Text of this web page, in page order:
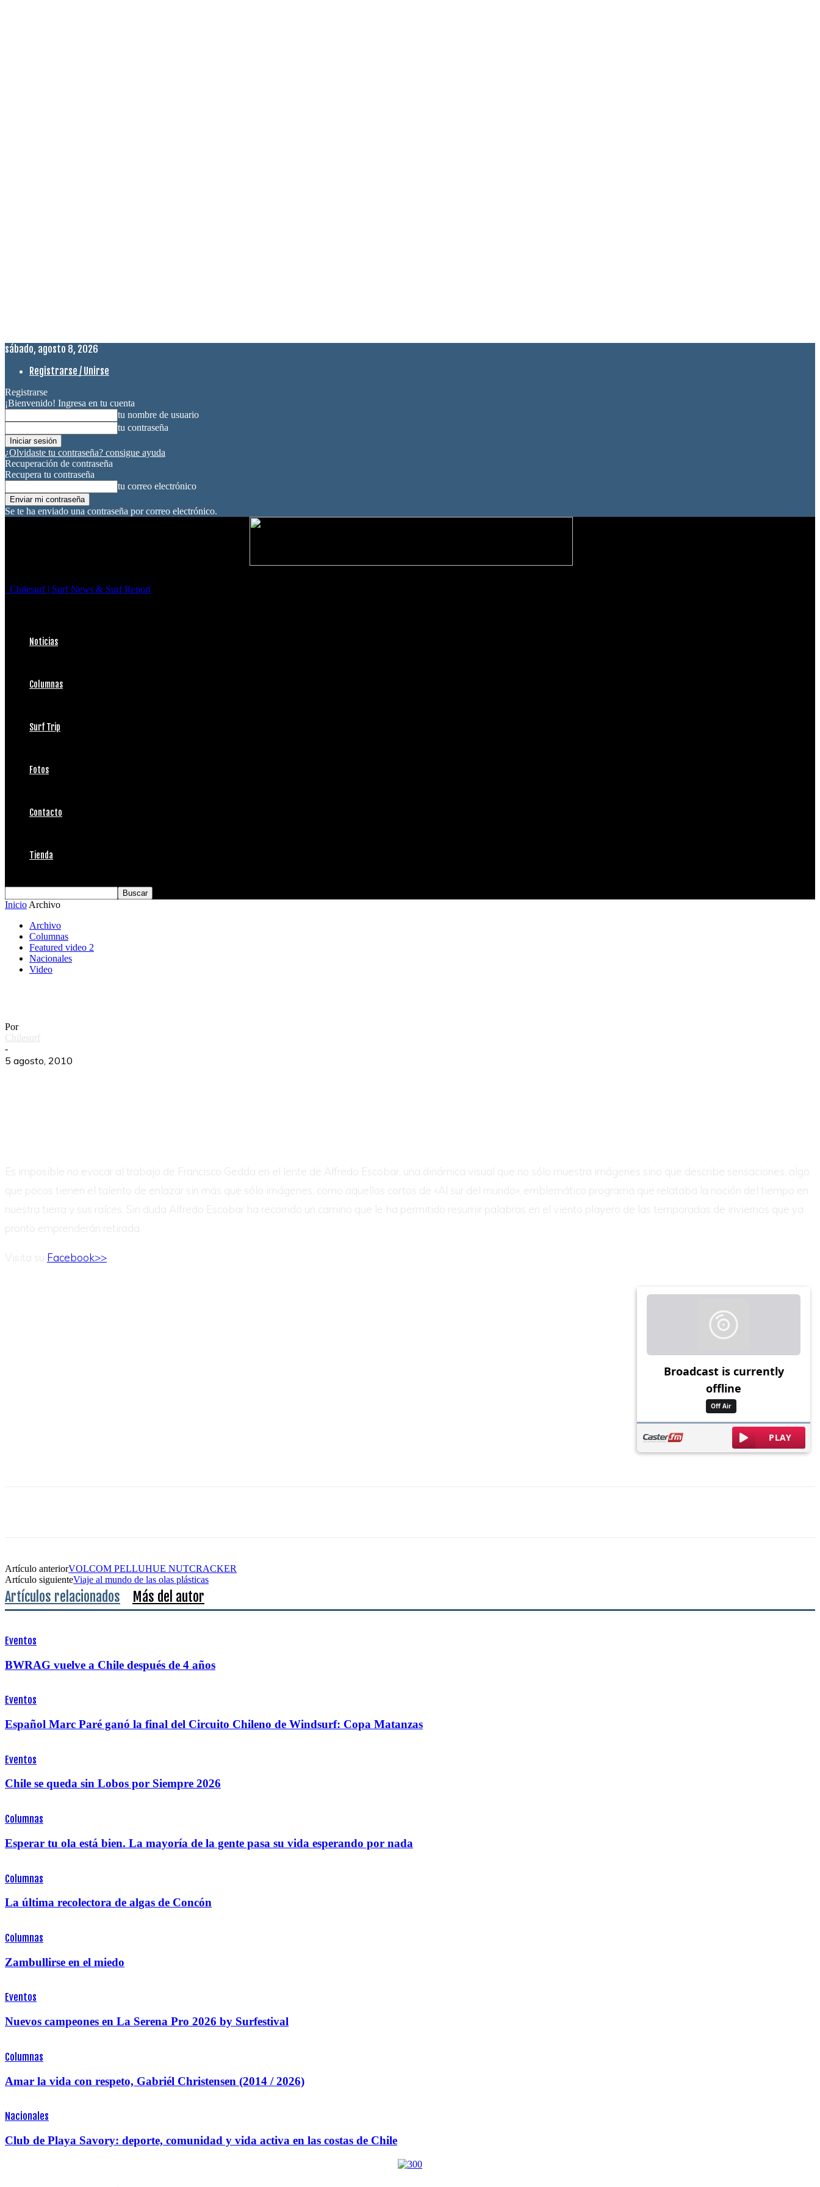
sábado, agosto 8, 2026
Registrarse / Unirse
Registrarse
¡Bienvenido! Ingresa en tu cuenta
tu nombre de usuario
tu contraseña
¿Olvidaste tu contraseña? consigue ayuda
Recuperación de contraseña
Recupera tu contraseña
tu correo electrónico
Se te ha enviado una contraseña por correo electrónico.
Chilesurf | Surf News & Surf Report
Noticias
Columnas
Surf Trip
Fotos
Contacto
Tienda
Inicio Archivo
Archivo
Columnas
Featured video 2
Nacionales
Video
Por
Chilesurf
-
5 agosto, 2010
Es imposible no evocar al trabajo de Francisco Gedda en el lente de Alfredo Escobar, una dinámica visual que no sólo muestra imágenes sino que describe sensaciones, algo
que pocos tienen el talento de enlazar sin más que sólo imágenes, como aquellos cortos de «Al sur del mundo», emblemático programa que relataba la noción del tiempo en
nuestra tierra y sus raíces. Sin duda Alfredo Escobar ha recorrido un camino que le ha permitido resumir palabras en el viento playero de las temporadas de inviernos que ya
pronto emprenderán retirada.
Visita su Facebook>>
Artículo anteriorVOLCOM PELLUHUE NUTCRACKER
Artículo siguienteViaje al mundo de las olas plásticas
Artículos relacionados Más del autor
Eventos
BWRAG vuelve a Chile después de 4 años
Eventos
Español Marc Paré ganó la final del Circuito Chileno de Windsurf: Copa Matanzas
Eventos
Chile se queda sin Lobos por Siempre 2026
Columnas
Esperar tu ola está bien. La mayoría de la gente pasa su vida esperando por nada
Columnas
La última recolectora de algas de Concón
Columnas
Zambullirse en el miedo
Eventos
Nuevos campeones en La Serena Pro 2026 by Surfestival
Columnas
Amar la vida con respeto, Gabriél Christensen (2014 / 2026)
Nacionales
Club de Playa Savory: deporte, comunidad y vida activa en las costas de Chile